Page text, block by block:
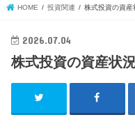
HOME 投資関連 株式投資の資産
2026.07.04
株式投資の資産状